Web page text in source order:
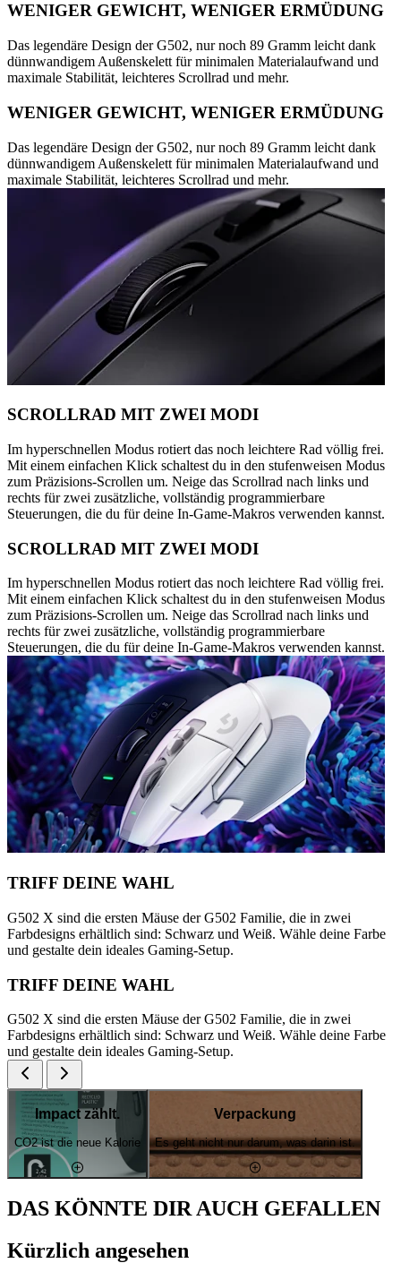
WENIGER GEWICHT, WENIGER ERMÜDUNG
Das legendäre Design der G502, nur noch 89 Gramm leicht dank
dünnwandigem Außenskelett für minimalen Materialaufwand und
maximale Stabilität, leichteres Scrollrad und mehr.
WENIGER GEWICHT, WENIGER ERMÜDUNG
Das legendäre Design der G502, nur noch 89 Gramm leicht dank
dünnwandigem Außenskelett für minimalen Materialaufwand und
maximale Stabilität, leichteres Scrollrad und mehr.
SCROLLRAD MIT ZWEI MODI
Im hyperschnellen Modus rotiert das noch leichtere Rad völlig frei.
Mit einem einfachen Klick schaltest du in den stufenweisen Modus
zum Präzisions-Scrollen um. Neige das Scrollrad nach links und
rechts für zwei zusätzliche, vollständig programmierbare
Steuerungen, die du für deine In-Game-Makros verwenden kannst.
SCROLLRAD MIT ZWEI MODI
Im hyperschnellen Modus rotiert das noch leichtere Rad völlig frei.
Mit einem einfachen Klick schaltest du in den stufenweisen Modus
zum Präzisions-Scrollen um. Neige das Scrollrad nach links und
rechts für zwei zusätzliche, vollständig programmierbare
Steuerungen, die du für deine In-Game-Makros verwenden kannst.
TRIFF DEINE WAHL
G502 X sind die ersten Mäuse der G502 Familie, die in zwei
Farbdesigns erhältlich sind: Schwarz und Weiß. Wähle deine Farbe
und gestalte dein ideales Gaming-Setup.
TRIFF DEINE WAHL
G502 X sind die ersten Mäuse der G502 Familie, die in zwei
Farbdesigns erhältlich sind: Schwarz und Weiß. Wähle deine Farbe
und gestalte dein ideales Gaming-Setup.
Impact zählt.
CO2 ist die neue Kalorie
Verpackung
Es geht nicht nur darum, was darin ist.
DAS KÖNNTE DIR AUCH GEFALLEN
Kürzlich angesehen